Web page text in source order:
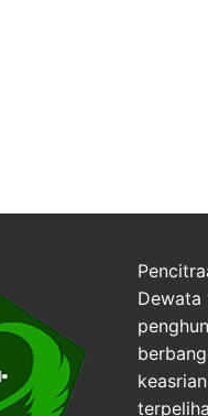
Dewata